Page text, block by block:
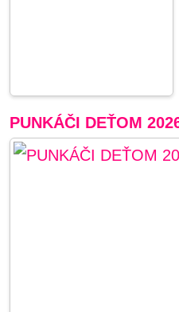
PUNKÁČI DEŤOM